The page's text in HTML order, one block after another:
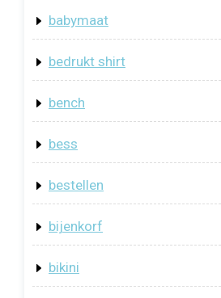
babymaat
bedrukt shirt
bench
bess
bestellen
bijenkorf
bikini